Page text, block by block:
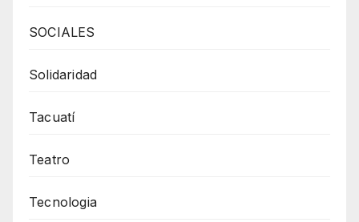
SOCIALES
Solidaridad
Tacuatí
Teatro
Tecnologia